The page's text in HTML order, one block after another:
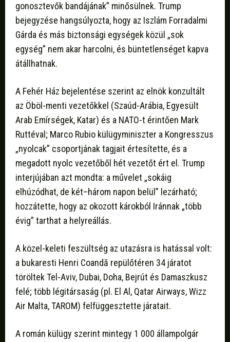
gonosztevők bandájának” minősülnek. Trump
bejegyzése hangsúlyozta, hogy az Iszlám Forradalmi
Gárda és más biztonsági egységek közül „sok
egység” nem akar harcolni, és büntetlenséget kapva
átállhatnak.
A Fehér Ház bejelentése szerint az elnök konzultált
az Öböl-menti vezetőkkel (Szaúd-Arábia, Egyesült
Arab Emírségek, Katar) és a NATO-t érintően Mark
Ruttéval; Marco Rubio külügyminiszter a Kongresszus
„nyolcak” csoportjának tagjait értesítette, és a
megadott nyolc vezetőből hét vezetőt ért el. Trump
interjújában azt mondta: a művelet „sokáig
elhúzódhat, de két–három napon belül” lezárható;
hozzátette, hogy az okozott károkból Iránnak „több
évig” tarthat a helyreállás.
A közel-keleti feszültség az utazásra is hatással volt:
a bukaresti Henri Coandă repülőtéren 34 járatot
töröltek Tel-Aviv, Dubai, Doha, Bejrút és Damaszkusz
felé; több légitársaság (pl. El Al, Qatar Airways, Wizz
Air Malta, TAROM) felfüggesztette járatait.
A román külügy szerint mintegy 1 000 állampolgár